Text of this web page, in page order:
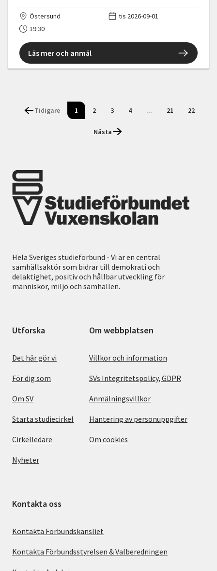
Östersund
tis 2026-09-01
19:30
Läs mer och anmäl
Tidigare 1 2 3 4 ... 21 22
Nästa
Hela Sveriges studieförbund - Vi är en central
samhällsaktör som bidrar till demokrati och
delaktighet, positiv och hållbar utveckling för
människor, miljö och samhällen.
Utforska
Det här gör vi
För dig som
Om SV
Starta studiecirkel
Cirkelledare
Nyheter
Om webbplatsen
Villkor och information
SVs Integritetspolicy, GDPR
Anmälningsvillkor
Hantering av personuppgifter
Om cookies
Kontakta oss
Kontakta Förbundskansliet
Kontakta Förbundsstyrelsen & Valberedningen